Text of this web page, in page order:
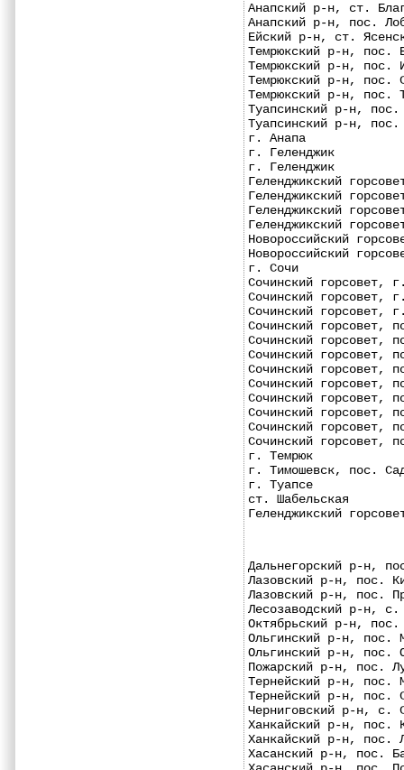
Анапский р-н, ст.
Анапский р-н, пос.
Ейский р-н, ст.
Темрюкский р-н,
Темрюкский р-н,
Темрюкский р-н,
Темрюкский р-н,
Туапсинский р-н,
Туапсинский р-н,
г. Анапа
г. Геленджик
г. Геленджик
Геленджикский
Геленджикский
Геленджикский
Геленджикский
Новороссийский
Новороссийский
г. Сочи
Сочинский
Сочинский
Сочинский
Сочинский
Сочинский
Сочинский
Сочинский
Сочинский
Сочинский
Сочинский
Сочинский
Сочинский
г. Темрюк
г. Тимошевск,
г. Туапсе
ст. Шабельская
Геленджикский
Дальнегорский р-
Лазовский р-н,
Лазовский р-н,
Лесозаводский р-
Октябрьский р-н,
Ольгинский р-н,
Ольгинский р-н,
Пожарский р-н,
Тернейский р-н,
Тернейский р-н,
Черниговский р-
Ханкайский р-н,
Ханкайский р-н,
Хасанский р-н,